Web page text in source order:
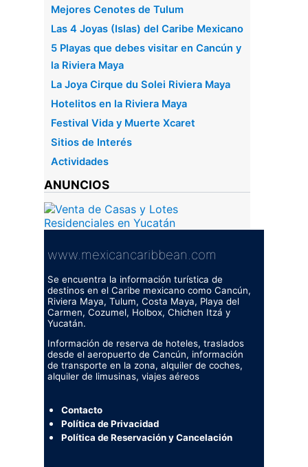
Mejores Cenotes de Tulum
Las 4 Joyas (Islas) del Caribe Mexicano
5 Playas que debes visitar en Cancún y
la Riviera Maya
La Joya Cirque du Solei Riviera Maya
Hotelitos en la Riviera Maya
Festival Vida y Muerte Xcaret
Sitios de Interés
Actividades
ANUNCIOS
www.mexicancaribbean.com
Se encuentra la información turística de
destinos en el Caribe mexicano como Cancún,
Riviera Maya, Tulum, Costa Maya, Playa del
Carmen, Cozumel, Holbox, Chichen Itzá y
Yucatán.
Información de reserva de hoteles, traslados
desde el aeropuerto de Cancún, información
de transporte en la zona, alquiler de coches,
alquiler de limusinas, viajes aéreos
Contacto
Política de Privacidad
Política de Reservación y Cancelación